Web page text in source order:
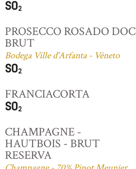
PROSECCO ROSADO DOC
BRUT
Bodega Ville d'Arfanta - Véneto
FRANCIACORTA
CHAMPAGNE -
HAUTBOIS - BRUT
RESERVA